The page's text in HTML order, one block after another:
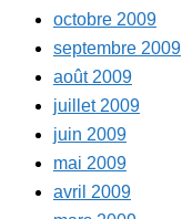
octobre 2009
septembre 2009
août 2009
juillet 2009
juin 2009
mai 2009
avril 2009